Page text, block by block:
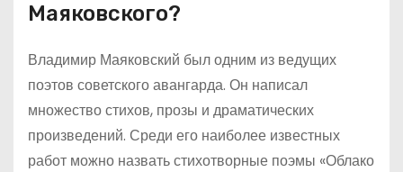
Маяковского?
Владимир Маяковский был одним из ведущих
поэтов советского авангарда. Он написал
множество стихов, прозы и драматических
произведений. Среди его наиболее известных
работ можно назвать стихотворные поэмы «Облако